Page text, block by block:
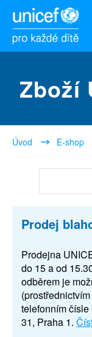
Zboží
Úvod E-shop
Prodej
Prodejna
do 15 a od
odběrem je
telefonním
31, Praha 1.